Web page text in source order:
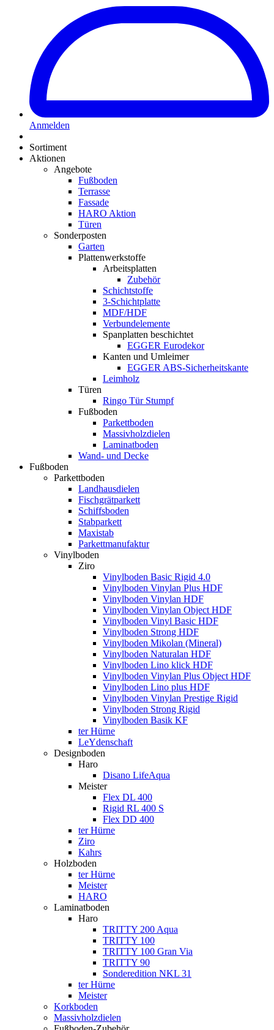
Anmelden
Sortiment
Aktionen
Angebote
Fußboden
Terrasse
Fassade
HARO Aktion
Türen
Sonderposten
Garten
Plattenwerkstoffe
Arbeitsplatten
Zubehör
Schichtstoffe
3-Schichtplatte
MDF/HDF
Verbundelemente
Spanplatten beschichtet
EGGER Eurodekor
Kanten und Umleimer
EGGER ABS-Sicherheitskante
Leimholz
Türen
Ringo Tür Stumpf
Fußboden
Parkettboden
Massivholzdielen
Laminatboden
Wand- und Decke
Fußboden
Parkettboden
Landhausdielen
Fischgrätparkett
Schiffsboden
Stabparkett
Maxistab
Parkettmanufaktur
Vinylboden
Ziro
Vinylboden Basic Rigid 4.0
Vinylboden Vinylan Plus HDF
Vinylboden Vinylan HDF
Vinylboden Vinylan Object HDF
Vinylboden Vinyl Basic HDF
Vinylboden Strong HDF
Vinylboden Mikolan (Mineral)
Vinylboden Naturalan HDF
Vinylboden Lino klick HDF
Vinylboden Vinylan Plus Object HDF
Vinylboden Lino plus HDF
Vinylboden Vinylan Prestige Rigid
Vinylboden Strong Rigid
Vinylboden Basik KF
ter Hürne
LeYdenschaft
Designboden
Haro
Disano LifeAqua
Meister
Flex DL 400
Rigid RL 400 S
Flex DD 400
ter Hürne
Ziro
Kahrs
Holzboden
ter Hürne
Meister
HARO
Laminatboden
Haro
TRITTY 200 Aqua
TRITTY 100
TRITTY 100 Gran Via
TRITTY 90
Sonderedition NKL 31
ter Hürne
Meister
Korkboden
Massivholzdielen